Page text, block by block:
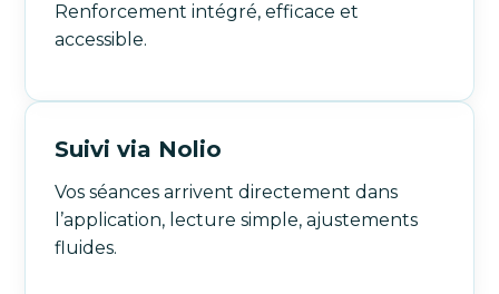
Renforcement intégré, efficace et
accessible.
Suivi via Nolio
Vos séances arrivent directement dans
l’application, lecture simple, ajustements
fluides.